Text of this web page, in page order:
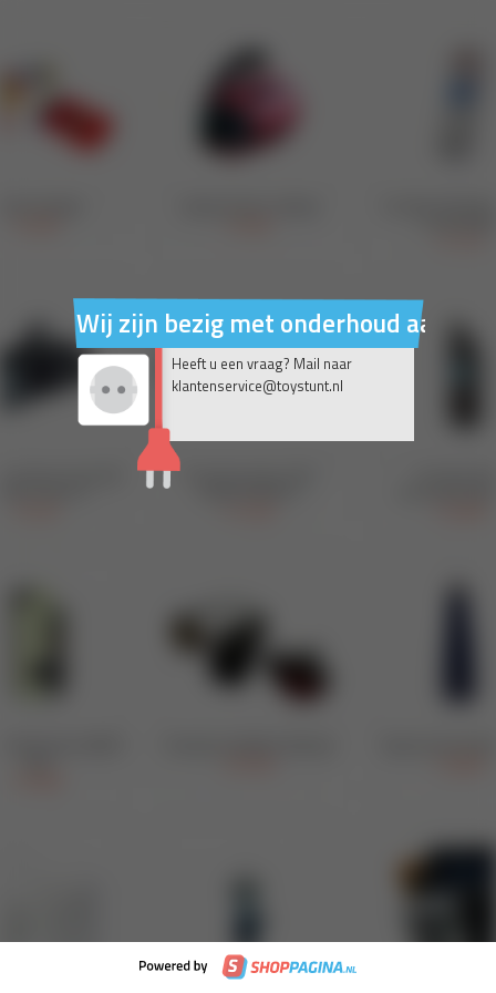
Wij zijn bezig met onderhoud aan
Heeft u een vraag? Mail naar
klantenservice@toystunt.nl